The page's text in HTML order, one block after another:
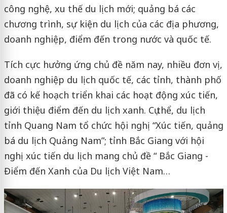
công nghệ, xu thế du lịch mới; quảng bá các
chương trình, sự kiện du lịch của các địa phương,
doanh nghiệp, điểm đến trong nước và quốc tế.
Tích cực hưởng ứng chủ đề năm nay, nhiều đơn vị,
doanh nghiệp du lịch quốc tế, các tỉnh, thành phố
đã có kế hoạch triển khai các hoạt động xúc tiến,
giới thiệu điểm đến du lịch xanh. Cụ thể, du lịch
tỉnh Quang Nam tổ chức hội nghị “Xúc tiến, quảng
bá du lịch Quảng Nam”; tỉnh Bắc Giang với hội
nghị xúc tiến du lịch mang chủ đề “ Bắc Giang -
Điểm đến Xanh của Du lịch Việt Nam…